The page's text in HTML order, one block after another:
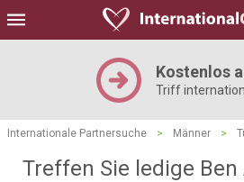
Kostenlos
Triff
Internationale Partnersuche > Männer >
Treffen Sie ledige